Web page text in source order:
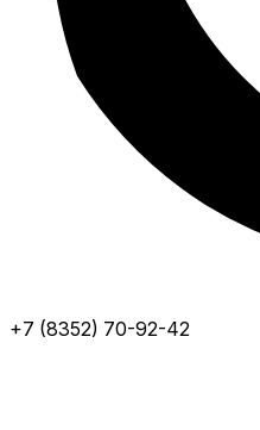
+7 (8352) 70-92-42